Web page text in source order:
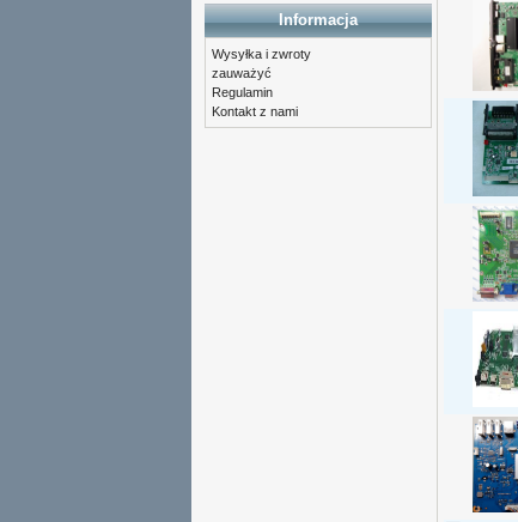
Informacja
Wysyłka i zwroty
zauważyć
Regulamin
Kontakt z nami